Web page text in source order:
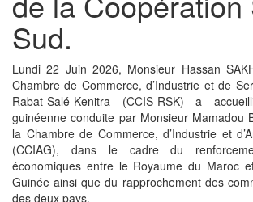
Sud.
Lundi 22 Juin 2026, Monsieur Hassan
Chambre de Commerce, d’Industrie et de
Rabat-Salé-Kenitra (CCIS-RSK) a
guinéenne conduite par Monsieur Mamadou
la Chambre de Commerce, d’Industrie et
(CCIAG), dans le cadre du
économiques entre le Royaume du Maroc
Guinée ainsi que du rapprochement des
des deux pays.